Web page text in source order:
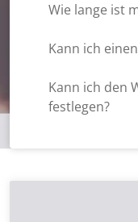
Wie lange ist
Kann ich
Kann ich den
festlegen?